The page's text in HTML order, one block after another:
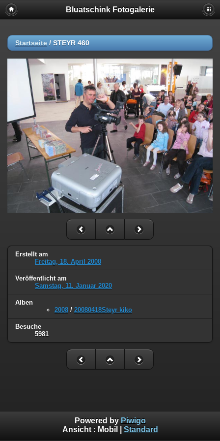
Bluatschink Fotogalerie
Startseite / STEYR 460
Erstellt am
Freitag, 18. April 2008
Veröffentlicht am
Samstag, 11. Januar 2020
Alben
2008 / 20080418Steyr kiko
Besuche
5981
Powered by Piwigo
Ansicht : Mobil Standard